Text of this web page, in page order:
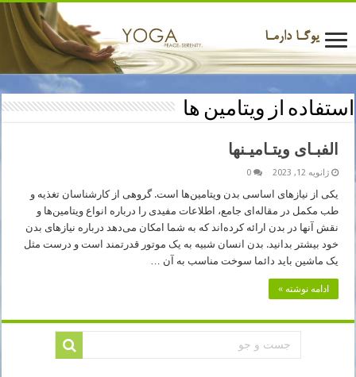
استفاده از ویتامین ها
الفبـای ویتـامیـنها
ژانویه 12, 2023 0
یکی از نیازهای اساسی بدن ویتامین‌ها است. گروهی از کارشناسان تغذیه و
طب مکمل در مقاله‌ای جامع، اطلاعات مفیدی را درباره انواع ویتامین‌ها و
نقش آنها در بدن ارائه کرده‌اند که به شما امکان می‌دهد درباره نیازهای بدن
خود بیشتر بدانید. بدن انسان شبیه به یک موتور قدرتمند است و درست مثل
یک ماشین باید دائما سوخت مناسب به آن …
ادامه نوشته »